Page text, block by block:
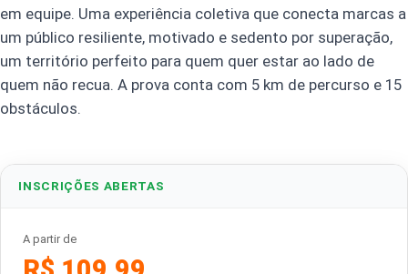
em equipe. Uma experiência coletiva que conecta marcas a
um público resiliente, motivado e sedento por superação,
um território perfeito para quem quer estar ao lado de
quem não recua. A prova conta com 5 km de percurso e 15
obstáculos.
INSCRIÇÕES ABERTAS
A partir de